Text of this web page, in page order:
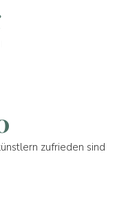
zufrieden sind